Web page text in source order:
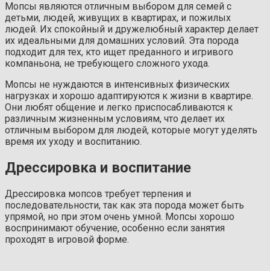
Мопсы являются отличным выбором для семей с
детьми, людей, живущих в квартирах, и пожилых
людей. Их спокойный и дружелюбный характер делает
их идеальными для домашних условий. Эта порода
подходит для тех, кто ищет преданного и игривого
компаньона, не требующего сложного ухода.
Мопсы не нуждаются в интенсивных физических
нагрузках и хорошо адаптируются к жизни в квартире.
Они любят общение и легко приспосабливаются к
различным жизненным условиям, что делает их
отличным выбором для людей, которые могут уделять
время их уходу и воспитанию.
Дрессировка и воспитание
Дрессировка мопсов требует терпения и
последовательности, так как эта порода может быть
упрямой, но при этом очень умной. Мопсы хорошо
воспринимают обучение, особенно если занятия
проходят в игровой форме.